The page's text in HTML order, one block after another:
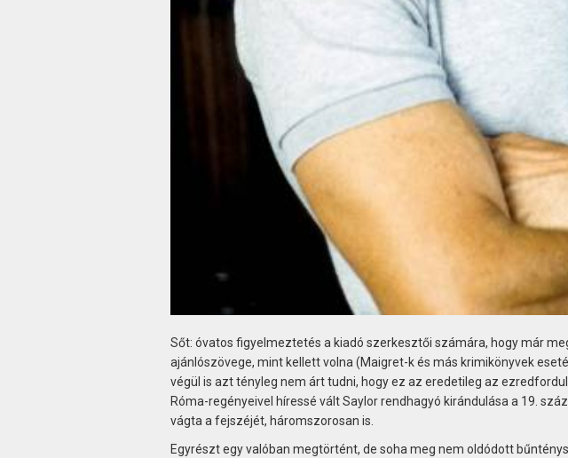
Sőt: óvatos figyelmeztetés a kiadó szerkesztői számára, hogy már
ajánlószövege, mint kellett volna (Maigret-k és más krimikönyvek
végül is azt tényleg nem árt tudni, hogy ez az eredetileg az
Róma-regényeivel híressé vált Saylor rendhagyó kirándulása a 19.
vágta a fejszéjét, háromszorosan is.
Egyrészt egy valóban megtörtént, de soha meg nem oldódott